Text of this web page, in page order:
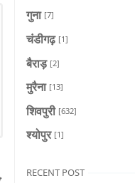
गुना [7]
चंडीगढ़ [1]
बैराड़ [2]
मुरैना [13]
शिवपुरी [632]
श्योपुर [1]
RECENT POST